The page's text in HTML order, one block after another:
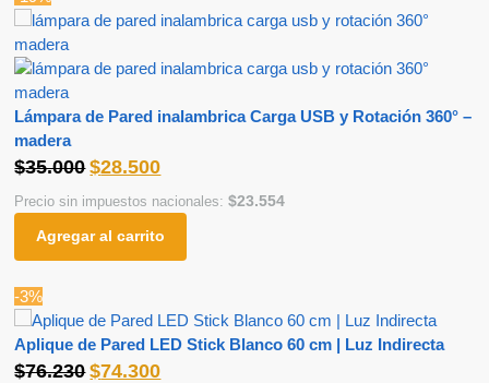
Lámpara de Pared inalambrica Carga USB y Rotación 360° –
madera
$35.000 $28.500
Precio sin impuestos nacionales:$23.554
Agregar al carrito
-3%
Aplique de Pared LED Stick Blanco 60 cm | Luz Indirecta
$76.230 $74.300